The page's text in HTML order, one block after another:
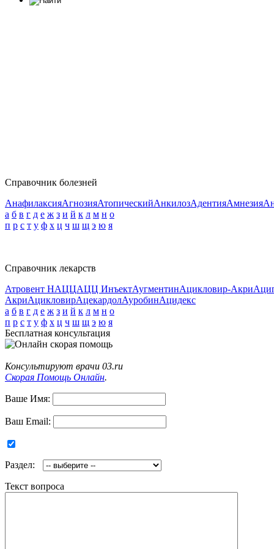
Справочник болезней
АнафилаксияАгнозияАтопическийАнкилозАдентияАмнезия
а б в г д е ж з и й к л м н о
п р с т у ф х ц ч ш щ э ю я
Справочник лекарств
Атровент НАЦЦАЦЦ ИнъектАугментинАцикловир-Акри
АкриАцикловирАцекардолАуробинАцидекс
а б в г д е ж з и й к л м н о
п р с т у ф х ц ч ш щ э ю я
Бесплатная консультация
Консультируют врачи 03.ru
Скорая Помощь Онлайн.
Ваше Имя:
Ваш Email:
Раздел:
Текст вопроса